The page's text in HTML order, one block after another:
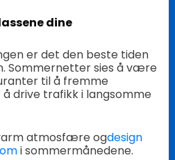
dine
er det den beste tiden
Sommernetter sies å være
til å fremme
drive trafikk i langsomme
atmosfære ogdesign
i sommermånedene.